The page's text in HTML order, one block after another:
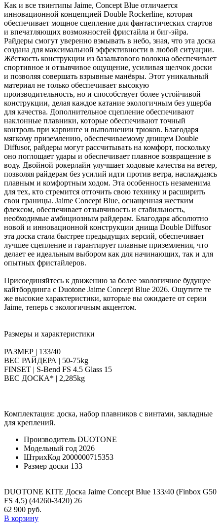
Как и все твинтипы Jaime, Concept Blue отличается
инновационной концепцией Double Rockerline, которая
обеспечивает мощное сцепление для фантастических стартов
и впечатляющих возможностей фристайла и биг-эйра.
Райдеры смогут уверенно взмывать в небо, зная, что эта доска
создана для максимальной эффективности в любой ситуации.
Жёсткость конструкции из базальтового волокна обеспечивает
спортивное и отзывчивое ощущение, усиливая щелчок доски
и позволяя совершать взрывные манёвры. Этот уникальный
материал не только обеспечивает высокую
производительность, но и способствует более устойчивой
конструкции, делая каждое катание экологичным без ущерба
для качества. Дополнительное сцепление обеспечивают
наклонные плавники, которые обеспечивают точный
контроль при карвинге и выполнении трюков. Благодаря
мягкому приземлению, обеспечиваемому днищем Double
Diffusor, райдеры могут рассчитывать на комфорт, поскольку
оно поглощает удары и обеспечивает плавное возвращение в
воду. Двойной рокерлайн улучшает ходовые качества на ветер,
позволяя райдерам без усилий идти против ветра, наслаждаясь
плавным и комфортным ходом. Эта особенность незаменима
для тех, кто стремится отточить свою технику и расширить
свои границы. Jaime Concept Blue, оснащенная жестким
флексом, обеспечивает отзывчивость и стабильность,
необходимые амбициозным райдерам. Благодаря абсолютно
новой и инновационной конструкции днища Double Diffusor
эта доска стала быстрее предыдущих версий, обеспечивает
лучшее сцепление и гарантирует плавные приземления, что
делает ее идеальным выбором как для начинающих, так и для
опытных фристайлеров.
Присоединяйтесь к движению за более экологичное будущее
кайтбординга с Duotone Jaime Concept Blue 2026. Ощутите те
же высокие характеристики, которые вы ожидаете от серии
Jaime, теперь с экологичным акцентом.
Размеры и характеристики
РАЗМЕР | 133/40
ВЕС РАЙДЕРА | 50-75kg
FINSET | S-Bend FS 4.5 Glass 15
ВЕС ДОСКА* | 2,285kg
Комплектация: доска, набор плавников с винтами, закладные
для креплений.
Производитель DUOTONE
Модельный год 2026
ШтрихКод 2000000715353
Размер доски 133
DUOTONE KITE Доска Jaime Concept Blue 133/40 (Finbox G50
FS 4,5) (44260-3420) 26
62 900 руб.
В корзину